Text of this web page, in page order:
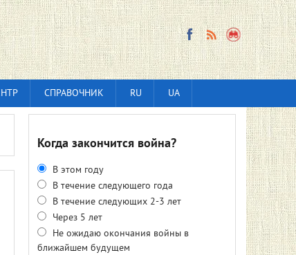
СПРАВОЧНИК RU UA
Когда закончится война?
В этом году
В течение следующего года
В течение следующих 2-3 лет
Через 5 лет
Не ожидаю окончания войны в
ближайшем будущем